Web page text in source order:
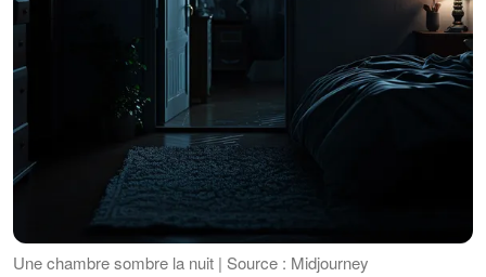
Une chambre sombre la nuit | Source : Midjourney